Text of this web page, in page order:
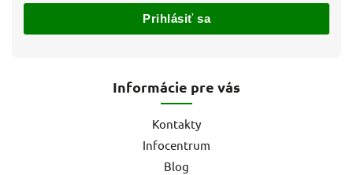
Informácie pre vás
Kontakty
Infocentrum
Blog
Prihlásiť sa